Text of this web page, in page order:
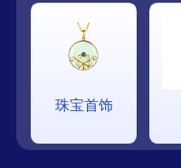
珠宝首饰